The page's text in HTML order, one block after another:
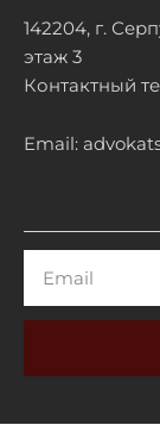
142204, г.
этаж 3
Контактный
Email: